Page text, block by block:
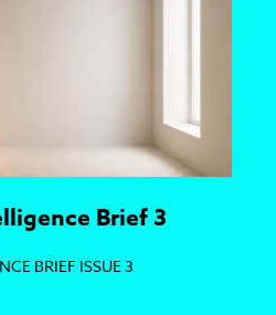
Brief 3
BRIEF ISSUE 3